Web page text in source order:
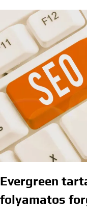
Evergreen
folyamatos